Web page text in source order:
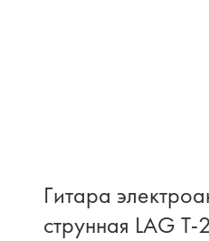
Гитара
струнная LAG